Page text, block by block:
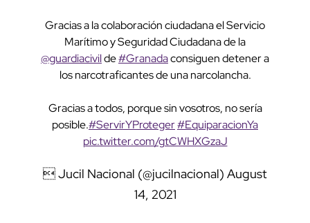
Gracias a la colaboración ciudadana el Servicio
Marítimo y Seguridad Ciudadana de la
@guardiacivilde#Granadaconsiguen detener a
los narcotraficantes de una narcolancha.
Gracias a todos, porque sin vosotros, no sería
posible.#ServirYProteger#EquiparacionYa
pic.twitter.com/gtCWHXGzaJ
 Jucil Nacional (@jucilnacional) August
14, 2021